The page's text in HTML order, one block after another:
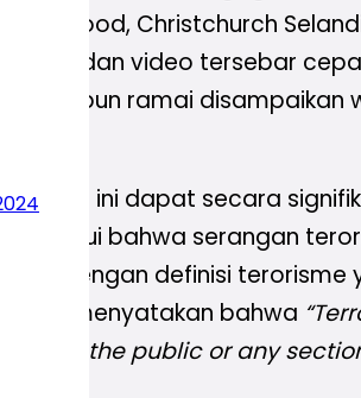
Christchurch
dan video tersebar
pun ramai disampaikan
ini dapat secara
bahwa serangan
dengan definisi terorisme
yang menyatakan bahwa
the public or any